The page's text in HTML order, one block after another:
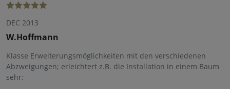
DEC 2013
W.Hoffmann
Klasse Erweiterungsmöglichkeiten mit den verschiedenen
Abzweigungen; erleichtert z.B. die Installation in einem Baum
sehr;